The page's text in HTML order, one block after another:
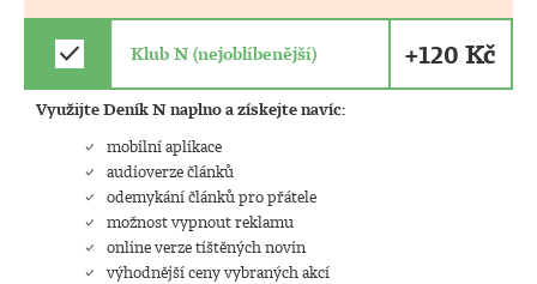
check Klub N (nejoblíbenější) +120 Kč
Využijte Deník N naplno a získejte navíc:
mobilní aplikace
audioverze článků
odemykání článků pro přátele
možnost vypnout reklamu
online verze tištěných novin
výhodnější ceny vybraných akcí